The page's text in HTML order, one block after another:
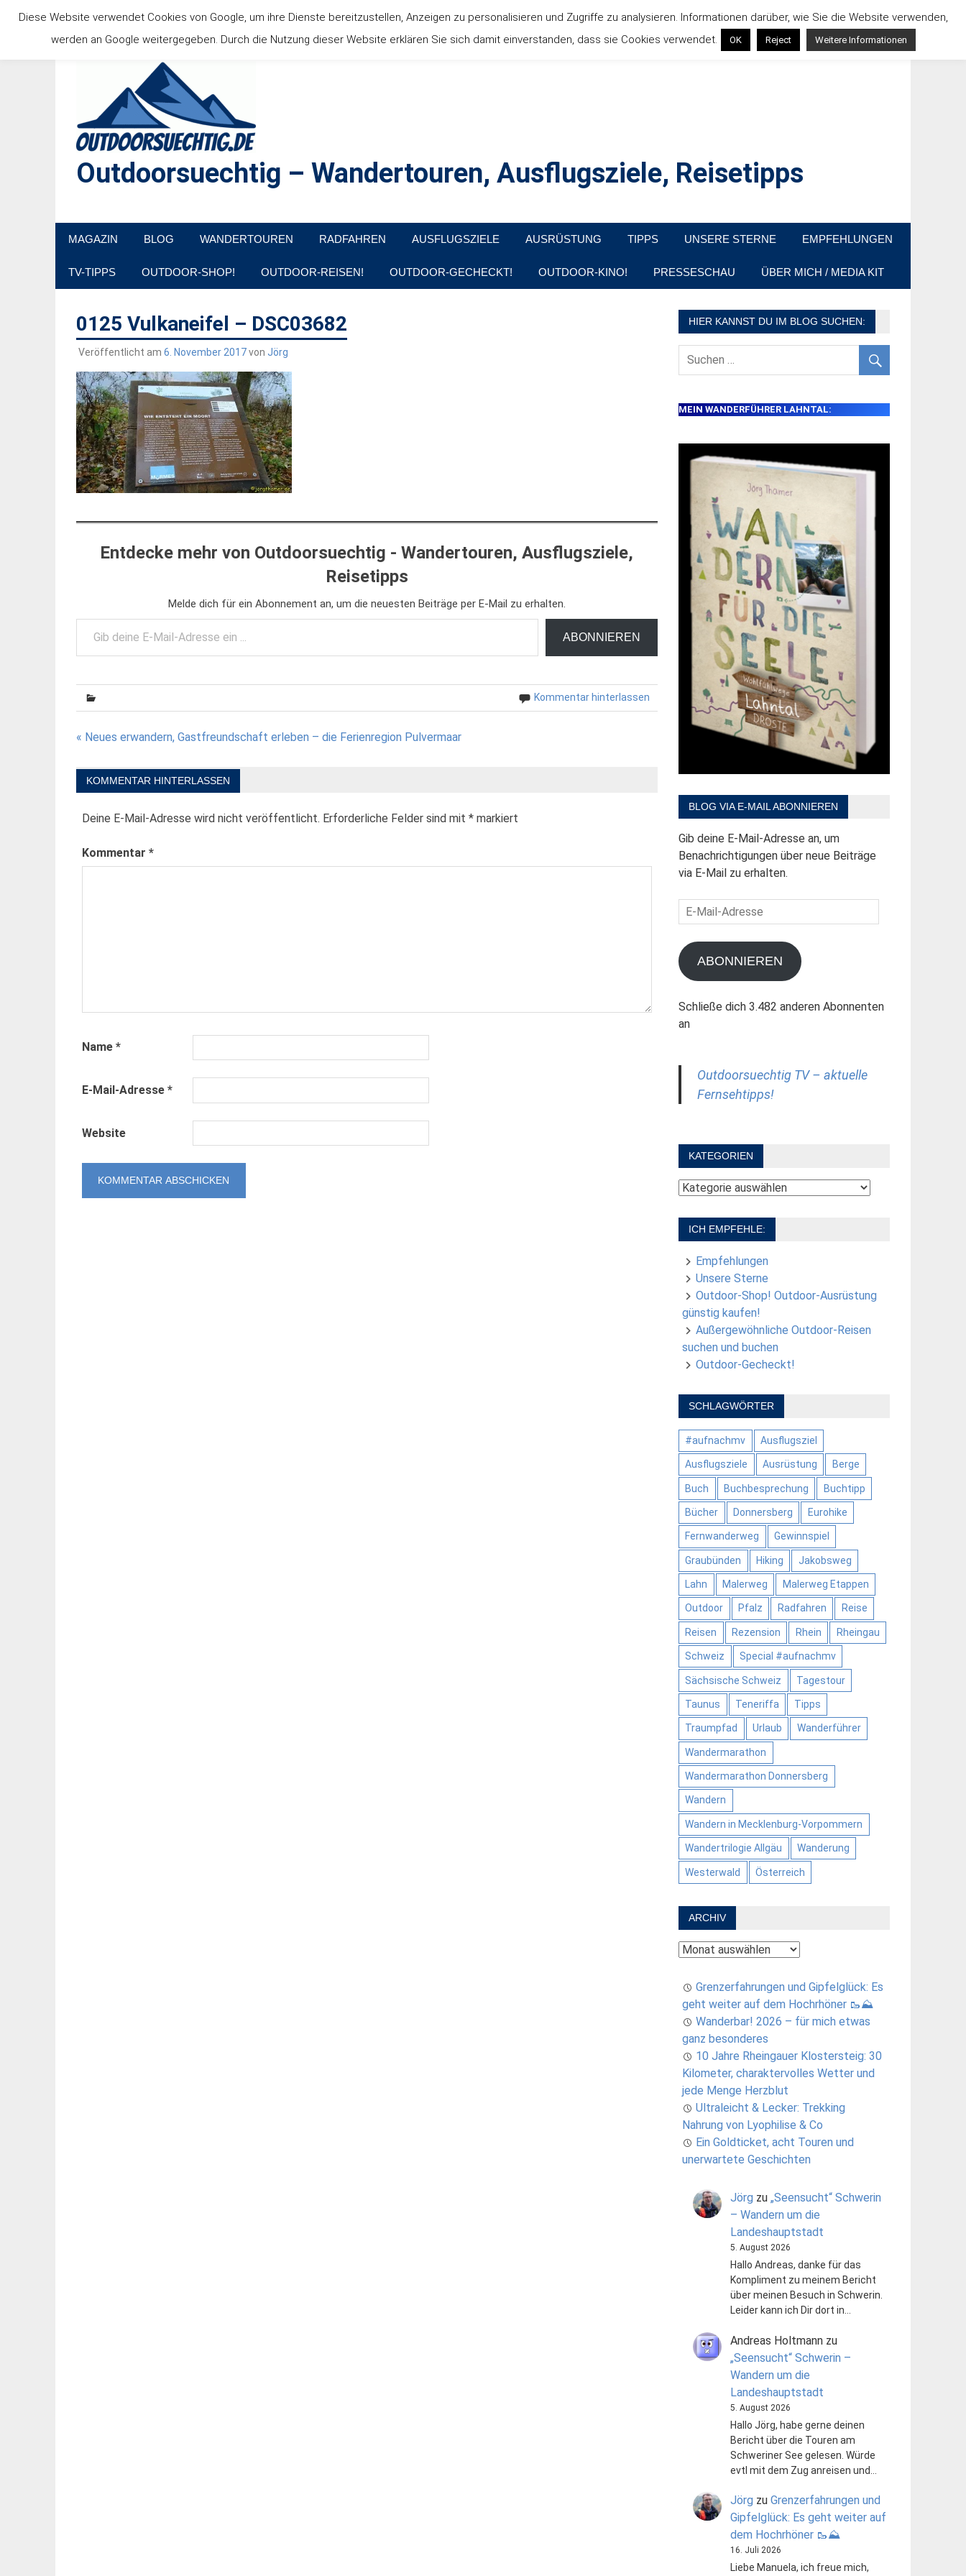
Inhalt
springen
Outdoorsuechtig – Wandertouren, Ausflugsziele, Reisetipps
MAGAZIN BLOG WANDERTOUREN RADFAHREN AUSFLUGSZIELE AUSRÜSTUNG TIPPS UNSERE STERNE EMPFEHLUNGEN
TV-TIPPS OUTDOOR-SHOP! OUTDOOR-REISEN! OUTDOOR-GECHECKT! OUTDOOR-KINO! PRESSESCHAU ÜBER MICH / MEDIA KIT
0125 Vulkaneifel – DSC03682
Veröffentlicht am 6. November 2017von Jörg
Entdecke mehr von Outdoorsuechtig - Wandertouren, Ausflugsziele,
Reisetipps
Melde dich für ein Abonnement an, um die neuesten Beiträge per E-Mail zu erhalten.
Gib deine E-Mail-Adresse ein ...
ABONNIEREN
Kommentar hinterlassen
Beitragsnavigation
« Neues erwandern, Gastfreundschaft erleben – die Ferienregion Pulvermaar
KOMMENTAR HINTERLASSEN
Deine E-Mail-Adresse wird nicht veröffentlicht. Erforderliche Felder sind mit *markiert
Kommentar *
Name *
E-Mail-Adresse *
Website
HIER KANNST DU IM BLOG SUCHEN:
MEIN WANDERFÜHRER LAHNTAL:
BLOG VIA E-MAIL ABONNIEREN
Gib deine E-Mail-Adresse an, um
Benachrichtigungen über neue Beiträge
via E-Mail zu erhalten.
E-
Mail-
Adresse
ABONNIEREN
Schließe dich 3.482 anderen Abonnenten
an
Outdoorsuechtig TV – aktuelle
Fernsehtipps!
KATEGORIEN
Kategorien
ICH EMPFEHLE:
Empfehlungen
Unsere Sterne
Outdoor-Shop! Outdoor-Ausrüstung
günstig kaufen!
Außergewöhnliche Outdoor-Reisen
suchen und buchen
Outdoor-Gecheckt!
SCHLAGWÖRTER
#aufnachmv Ausflugsziel
Ausflugsziele Ausrüstung Berge
Buch Buchbesprechung Buchtipp
Bücher Donnersberg Eurohike
Fernwanderweg Gewinnspiel
Graubünden Hiking Jakobsweg
Lahn Malerweg Malerweg Etappen
Outdoor Pfalz Radfahren Reise
Reisen Rezension Rhein Rheingau
Schweiz Special #aufnachmv
Sächsische Schweiz Tagestour
Taunus Teneriffa Tipps
Traumpfad Urlaub Wanderführer
Wandermarathon
Wandermarathon Donnersberg
Wandern
Wandern in Mecklenburg-Vorpommern
Wandertrilogie Allgäu Wanderung
Westerwald Österreich
ARCHIV
Archiv
Grenzerfahrungen und Gipfelglück: Es
geht weiter auf dem Hochrhöner 🥾⛰️
Wanderbar! 2026 – für mich etwas
ganz besonderes
10 Jahre Rheingauer Klostersteig: 30
Kilometer, charaktervolles Wetter und
jede Menge Herzblut
Ultraleicht & Lecker: Trekking
Nahrung von Lyophilise & Co
Ein Goldticket, acht Touren und
unerwartete Geschichten
Jörg zu „Seensucht“ Schwerin
– Wandern um die
Landeshauptstadt
5. August 2026
Hallo Andreas, danke für das
Kompliment zu meinem Bericht
über meinen Besuch in Schwerin.
Leider kann ich Dir dort in…
Andreas Holtmannzu
„Seensucht“ Schwerin –
Wandern um die
Landeshauptstadt
5. August 2026
Hallo Jörg, habe gerne deinen
Bericht über die Touren am
Schweriner See gelesen. Würde
evtl mit dem Zug anreisen und…
Jörg zu Grenzerfahrungen und
Gipfelglück: Es geht weiter auf
dem Hochrhöner 🥾⛰️
16. Juli 2026
Liebe Manuela, ich freue mich,
Diese Website verwendet Cookies von Google, um ihre Dienste bereitzustellen, Anzeigen zu personalisieren und Zugriffe zu analysieren. Informationen darüber, wie Sie die Website verwenden,
werden an Google weitergegeben. Durch die Nutzung dieser Website erklären Sie sich damit einverstanden, dass sie Cookies verwendet.
OK Reject Weitere Informationen